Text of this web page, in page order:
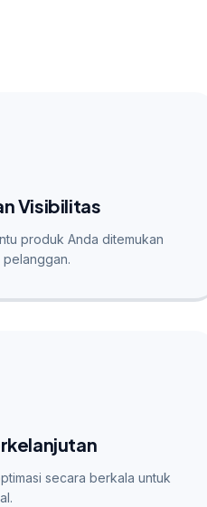
Visibilitas
produk Anda ditemukan
secara berkala untuk